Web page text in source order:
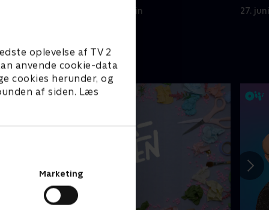
oplevelse af TV 2
anvende cookie-data
cookies herunder, og
af siden. Læs
Marketing
27. juni 2026 • 22 min 27.